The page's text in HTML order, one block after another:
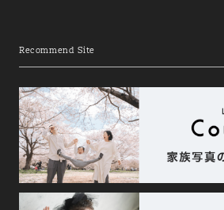
Recommend Site